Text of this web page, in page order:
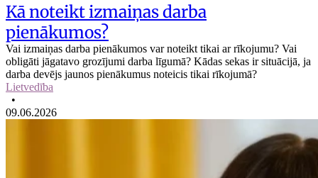
Kā noteikt izmaiņas darba
pienākumos?
Vai izmaiņas darba pienākumos var noteikt tikai ar rīkojumu? Vai
obligāti jāgatavo grozījumi darba līgumā? Kādas sekas ir situācijā, ja
darba devējs jaunos pienākumus noteicis tikai rīkojumā?
Lietvedība
•
09.06.2026